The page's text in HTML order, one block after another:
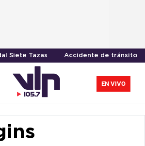
Siete Tazas Accidente de tránsito
EN VIVO